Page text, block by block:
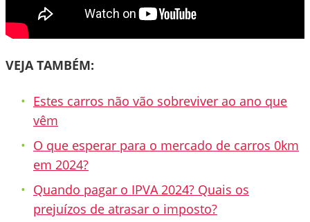
VEJA TAMBÉM:
Estes carros não vão sobreviver ao ano que
vêm
O que esperar para o mercado de carros 0km
em 2024?
Quando pagar o IPVA 2024? Quais os
prejuízos de atrasar o imposto?